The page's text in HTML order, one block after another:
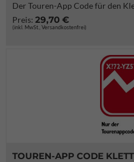
Der Touren-App Code für den
Preis: 29,70 €
(inkl. MwSt., Versandkostenfrei)
TOUREN-APP CODE